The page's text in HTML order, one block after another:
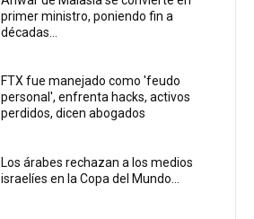
primer ministro, poniendo fin a
décadas...
FTX fue manejado como 'feudo
personal', enfrenta hacks, activos
perdidos, dicen abogados
Los árabes rechazan a los medios
israelíes en la Copa del Mundo...